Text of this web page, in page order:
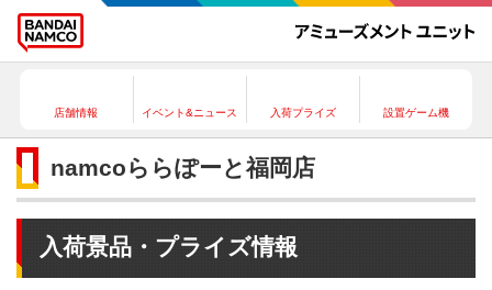
店舗情報 イベント&ニュース 入荷プライズ 設置ゲーム機
namcoららぽーと福岡店
入荷景品・プライズ情報